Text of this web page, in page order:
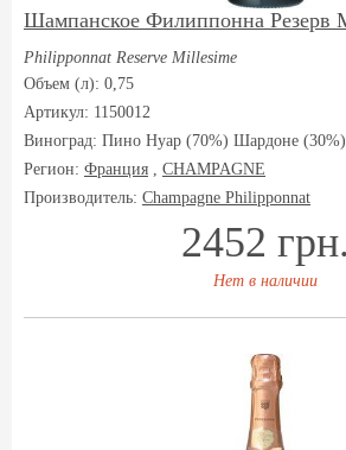
Шампанское Филиппонна Резерв
Philipponnat Reserve Millesime
Объем (л): 0,75
Артикул: 1150012
Виноград: Пино Нуар (70%) Шардоне (30%)
Регион: Франция , CHAMPAGNE
Производитель: Champagne Philipponnat
2452 грн.
Нет в наличии